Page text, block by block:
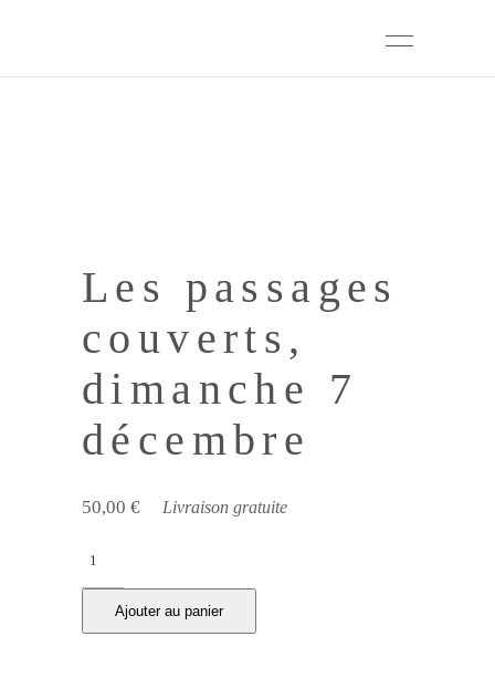
Les passages
couverts,
dimanche 7
décembre
50,00 € Livraison gratuite
couverts,
dimanche
Ajouter au panier